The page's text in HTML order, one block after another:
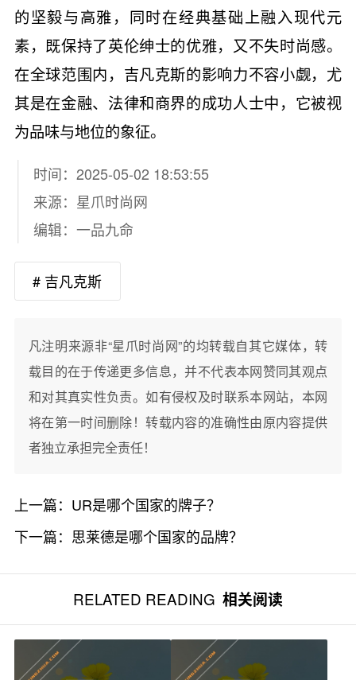
的坚毅与高雅，同时在经典基础上融入现代元
素，既保持了英伦绅士的优雅，又不失时尚感。
在全球范围内，吉凡克斯的影响力不容小觑，尤
其是在金融、法律和商界的成功人士中，它被视
为品味与地位的象征。
时间：2025-05-02 18:53:55
来源： 星爪时尚网
编辑：一品九命
# 吉凡克斯
凡注明来源非“星爪时尚网”的均转载自其它媒体，转
载目的在于传递更多信息，并不代表本网赞同其观点
和对其真实性负责。如有侵权及时联系本网站，本网
将在第一时间删除！转载内容的准确性由原内容提供
者独立承担完全责任！
上一篇： UR是哪个国家的牌子？
下一篇： 思莱德是哪个国家的品牌？
RELATED READING 相关阅读